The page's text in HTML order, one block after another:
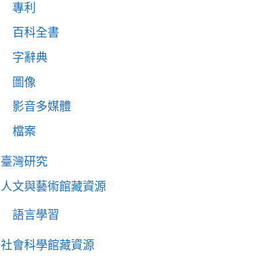
專利
百科全書
字辭典
圖像
影音多媒體
檔案
臺灣研究
人文與藝術館藏資源
語言學習
社會科學館藏資源